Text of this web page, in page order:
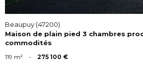
Beaupuy (47200)
Maison de plain pied 3 chambres
commodités
119 m² - 275 100 €